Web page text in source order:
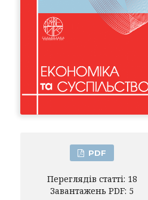
PDF
Переглядів статті: 18
Завантажень PDF: 5